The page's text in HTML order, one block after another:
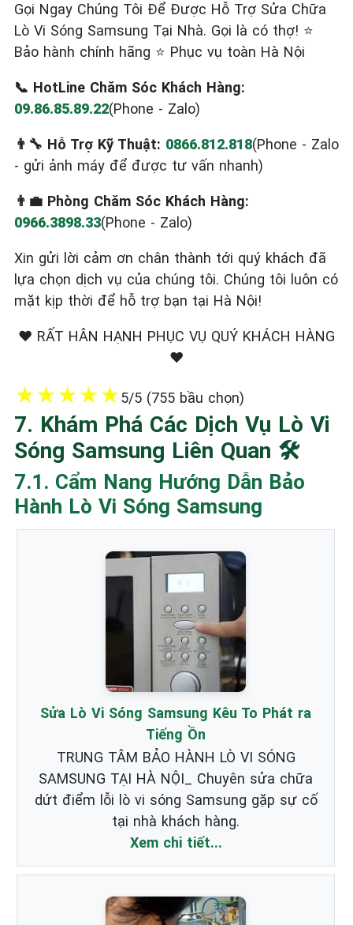
Gọi Ngay Chúng Tôi Để Được Hỗ Trợ Sửa Chữa
Lò Vi Sóng Samsung Tại Nhà. Gọi là có thợ! ⭐
Bảo hành chính hãng ⭐ Phục vụ toàn Hà Nội
📞 HotLine Chăm Sóc Khách Hàng:
09.86.85.89.22(Phone - Zalo)
👨‍🔧 Hỗ Trợ Kỹ Thuật: 0866.812.818(Phone - Zalo
- gửi ảnh máy để được tư vấn nhanh)
👨‍💼 Phòng Chăm Sóc Khách Hàng:
0966.3898.33(Phone - Zalo)
Xin gửi lời cảm ơn chân thành tới quý khách đã
lựa chọn dịch vụ của chúng tôi. Chúng tôi luôn có
mặt kịp thời để hỗ trợ bạn tại Hà Nội!
❤️ RẤT HÂN HẠNH PHỤC VỤ QUÝ KHÁCH HÀNG
❤️
★★★★★5/5 (755 bầu chọn)
7. Khám Phá Các Dịch Vụ Lò Vi
Sóng Samsung Liên Quan 🛠️
7.1. Cẩm Nang Hướng Dẫn Bảo
Hành Lò Vi Sóng Samsung
Sửa Lò Vi Sóng Samsung Kêu To Phát ra
Tiếng Ồn
TRUNG TÂM BẢO HÀNH LÒ VI SÓNG
SAMSUNG TẠI HÀ NỘI_ Chuyên sửa chữa
dứt điểm lỗi lò vi sóng Samsung gặp sự cố
tại nhà khách hàng.
Xem chi tiết...